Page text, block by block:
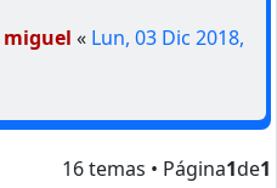
miguel « Lun, 03 Dic 2018,
16 temas • Página1de1